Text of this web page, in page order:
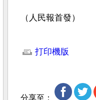
（人民報首發）
打印機版
分享至：